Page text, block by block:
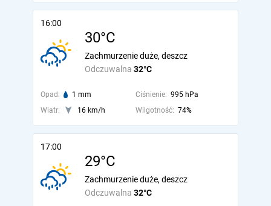
16:00
30°C
Odczuwalna 32°C
Zachmurzenie duże, deszcz
Opad: 1 mm Ciśnienie: 995 hPa
Wiatr:
16 km/h Wilgotność: 74%
17:00
29°C
Odczuwalna 32°C
Zachmurzenie duże, deszcz